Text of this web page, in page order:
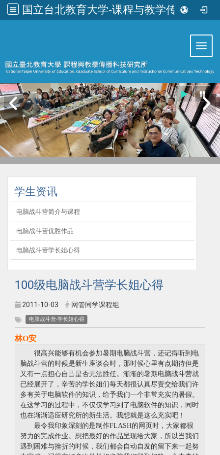
国立台北教育大学-课程与教学传播科技研究所
学生资讯
电脑战斗营简介与课程
电脑战斗营优胜作品
电脑战斗营学长姐心得
100级电脑战斗营学长姐心得
2011-10-03 网管同学课程组
电脑战斗营-学长姐心得
林O安
很高兴能够有机会参加暑期电脑战斗营，还记得听到电
脑战斗营的时候是新生座谈会时，那时候心里有点期待但是
又有一点担心自己是否无法胜任。渐渐的暑期电脑战斗营就
已经展开了，辛苦的学长姐们每天都很认真尽责交给我们许
多有关于电脑软件的知识，给予我们一个非常充实的暑假。
在这学习的过程中，不仅仅学习到了电脑软件的知识，同时
也在渐渐适应研究所的新生活。我想就是这么充实吧！
最令我印象深刻的是制作FLASH的网页时，大家都很
努力的完成作业。想把最好的作品呈现给大家，所以当我们
遇到困难与挫折的时候，我们都会自动自发的留下来一起努